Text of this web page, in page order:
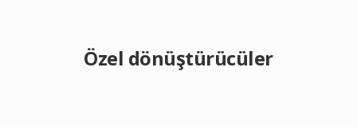
Özel dönüştürücüler